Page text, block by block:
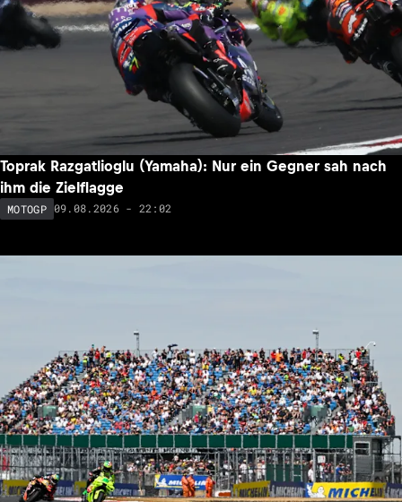
Toprak Razgatlioglu (Yamaha): Nur ein Gegner sah nach
ihm die Zielflagge
MOTOGP 09.08.2026 - 22:02